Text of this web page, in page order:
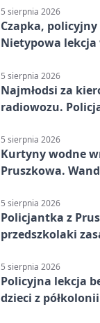
5 sierpnia 2026
Czapka,
Nietypowa lekcja
5 sierpnia 2026
Najmłodsi za
radiowozu.
5 sierpnia 2026
Kurtyny wodne
Pruszkowa.
5 sierpnia 2026
Policjantka z
przedszkolaki
5 sierpnia 2026
Policyjna lekcja
dzieci z